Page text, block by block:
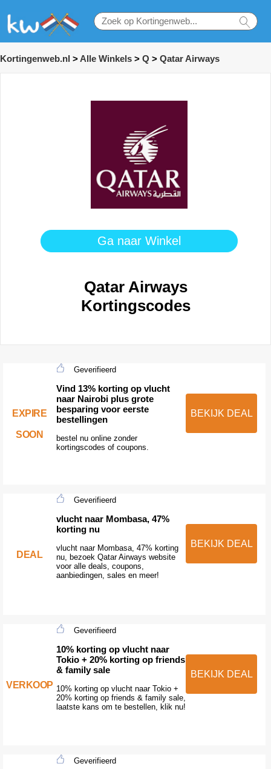
Kortingenweb.nl > Alle Winkels > Q > Qatar Airways
Ga naar Winkel
Qatar Airways
Kortingscodes
EXPIRE
SOON
Geverifieerd
Vind 13% korting op vlucht
naar Nairobi plus grote
besparing voor eerste
bestellingen
bestel nu online zonder
kortingscodes of coupons.
BEKIJK DEAL
DEAL
Geverifieerd
vlucht naar Mombasa, 47%
korting nu
vlucht naar Mombasa, 47% korting
nu, bezoek Qatar Airways website
voor alle deals, coupons,
aanbiedingen, sales en meer!
BEKIJK DEAL
VERKOOP
Geverifieerd
10% korting op vlucht naar
Tokio + 20% korting op friends
& family sale
10% korting op vlucht naar Tokio +
20% korting op friends & family sale,
laatste kans om te bestellen, klik nu!
BEKIJK DEAL
Geverifieerd